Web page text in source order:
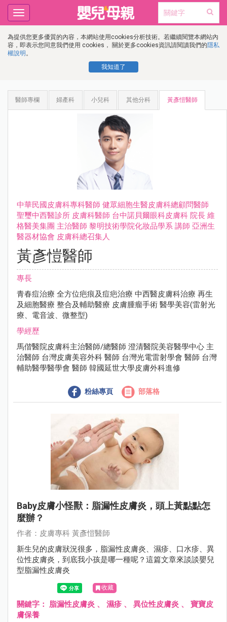
為提供您更多優質的內容，本網站使用cookies分析技術。若繼續閱覽本網站內
容，即表示您同意我們使用 cookies， 關於更多cookies資訊請閱讀我們的隱私
權說明 。
我知道了
Toggle
navigation
醫師專欄 婦產科 小兒科 其他分科 黃彥愷醫師
中華⺠國⽪膚科專科醫師 健眾細胞⽣醫⽪膚科總顧問醫師
聖璽中⻄醫診所 ⽪膚科醫師 台中諾⾙爾眼科⽪膚科 院長 維
格醫美集團 主治醫師 黎明技術學院化妝品學系 講師 亞洲⽣
醫器材協會 ⽪膚科總召集⼈
黃彥愷醫師
專長
青春痘治療 全⽅位疤痕及痘疤治療 中⻄醫⽪膚科治療 再⽣
及細胞醫療 整合及輔助醫療 ⽪膚腫瘤⼿術 醫學美容(雷射光
療、電⾳波、微整型)
學經歷
⾺偕醫院⽪膚科主治醫師/總醫師 澄清醫院美容醫學中⼼ 主
治醫師 台灣⽪膚美容外科 醫師 台灣光電雷射學會 醫師 台灣
輔助醫學醫學會 醫師 韓國延世⼤學⽪膚外科進修
粉絲專頁 部落格
Baby皮膚小怪獸：脂漏性皮膚炎，頭上黃點點怎
麼辦？
作者：⽪膚專科 黃彥愷醫師
新生兒的皮膚狀況很多，脂漏性皮膚炎、濕疹、口水疹、異
位性皮膚炎，到底我小孩是哪一種呢？這篇文章來談談嬰兒
型脂漏性皮膚炎
收藏
關鍵字： 脂漏性皮膚炎 、 濕疹 、 異位性皮膚炎 、 寶寶皮
膚保養